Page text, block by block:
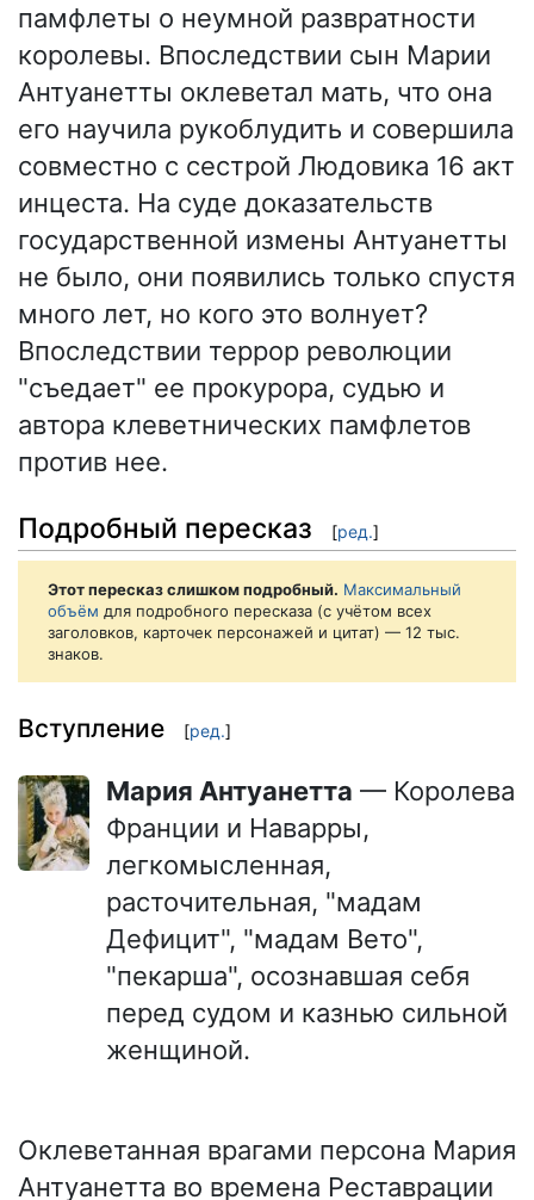
памфлеты о неумной развратности
королевы. Впоследствии сын Марии
Антуанетты оклеветал мать, что она
его научила рукоблудить и совершила
совместно с сестрой Людовика 16 акт
инцеста. На суде доказательств
государственной измены Антуанетты
не было, они появились только спустя
много лет, но кого это волнует?
Впоследствии террор революции
"съедает" ее прокурора, судью и
автора клеветнических памфлетов
против нее.
Подробный пересказ [ред.]
Этот пересказ слишком подробный. Максимальный
объём для подробного пересказа (с учётом всех
заголовков, карточек персонажей и цитат) — 12 тыс.
знаков.
Вступление [ред.]
Мария Антуанетта — Королева
Франции и Наварры,
легкомысленная,
расточительная, "мадам
Дефицит", "мадам Вето",
"пекарша", осознавшая себя
перед судом и казнью сильной
женщиной.
Оклеветанная врагами персона Мария
Антуанетта во времена Реставрации